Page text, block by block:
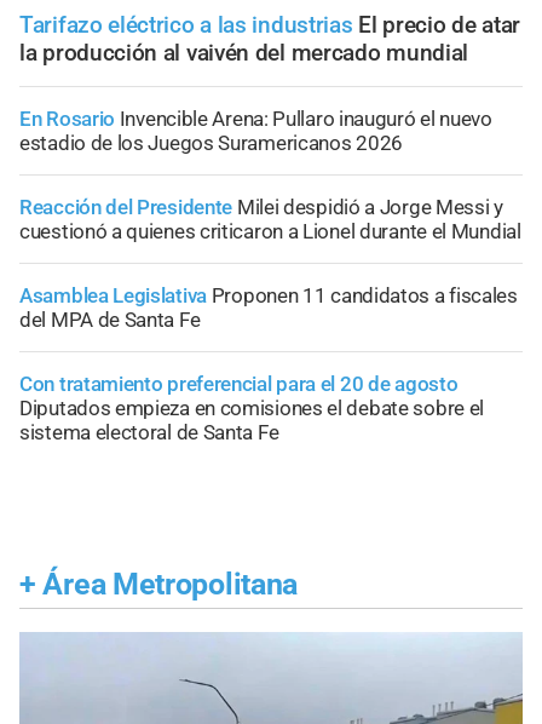
Tarifazo eléctrico a las industrias El precio de atar
la producción al vaivén del mercado mundial
En Rosario Invencible Arena: Pullaro inauguró el nuevo
estadio de los Juegos Suramericanos 2026
Reacción del Presidente Milei despidió a Jorge Messi y
cuestionó a quienes criticaron a Lionel durante el Mundial
Asamblea Legislativa Proponen 11 candidatos a fiscales
del MPA de Santa Fe
Con tratamiento preferencial para el 20 de agosto
Diputados empieza en comisiones el debate sobre el
sistema electoral de Santa Fe
+ Área Metropolitana